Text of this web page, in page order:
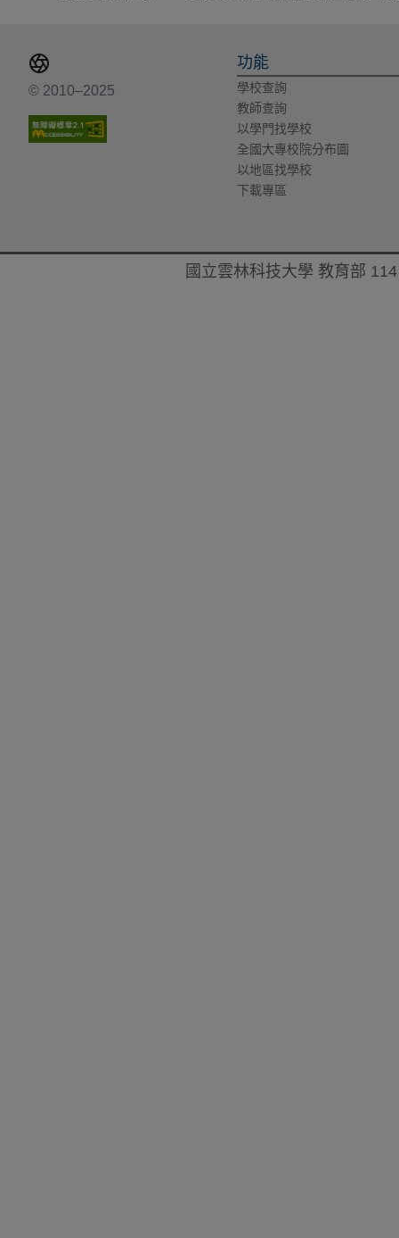
© 2010–2025
功能
學校查詢
教師查詢
以學門找學校
全國大專校院分布圖
以地區找學校
下載專區
國立雲林科技大學 教育部